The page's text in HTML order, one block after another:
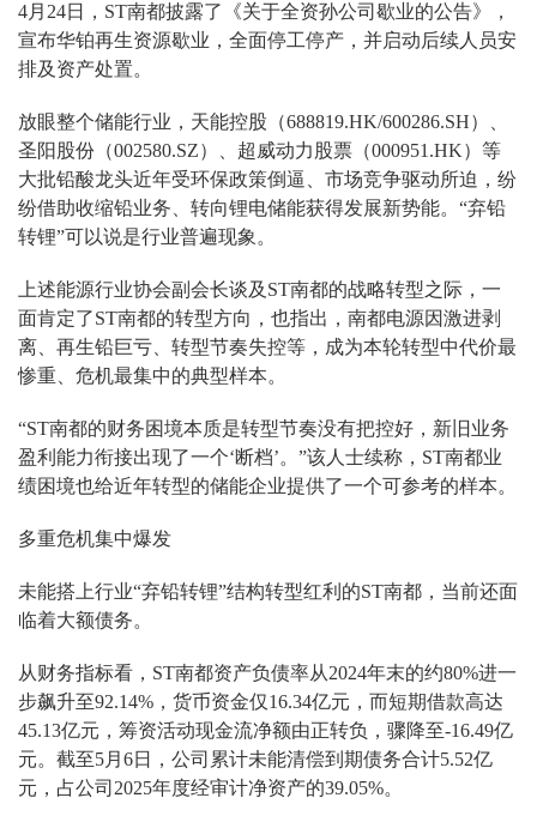
4月24日，ST南都披露了《关于全资孙公司歇业的公告》，
宣布华铂再生资源歇业，全面停工停产，并启动后续人员安
排及资产处置。
放眼整个储能行业，天能控股（688819.HK/600286.SH）、
圣阳股份（002580.SZ）、超威动力股票（000951.HK）等
大批铅酸龙头近年受环保政策倒逼、市场竞争驱动所迫，纷
纷借助收缩铅业务、转向锂电储能获得发展新势能。“弃铅
转锂”可以说是行业普遍现象。
上述能源行业协会副会长谈及ST南都的战略转型之际，一
面肯定了ST南都的转型方向，也指出，南都电源因激进剥
离、再生铅巨亏、转型节奏失控等，成为本轮转型中代价最
惨重、危机最集中的典型样本。
“ST南都的财务困境本质是转型节奏没有把控好，新旧业务
盈利能力衔接出现了一个‘断档’。”该人士续称，ST南都业
绩困境也给近年转型的储能企业提供了一个可参考的样本。
多重危机集中爆发
未能搭上行业“弃铅转锂”结构转型红利的ST南都，当前还面
临着大额债务。
从财务指标看，ST南都资产负债率从2024年末的约80%进一
步飙升至92.14%，货币资金仅16.34亿元，而短期借款高达
45.13亿元，筹资活动现金流净额由正转负，骤降至-16.49亿
元。截至5月6日，公司累计未能清偿到期债务合计5.52亿
元，占公司2025年度经审计净资产的39.05%。